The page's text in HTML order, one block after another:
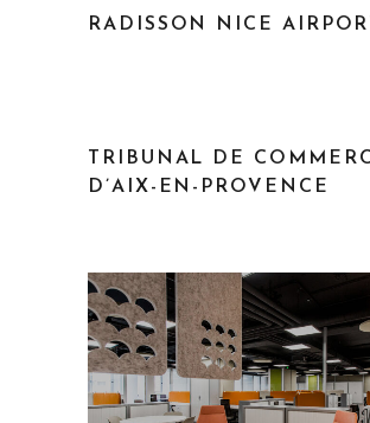
RADISSON NICE
TRIBUNAL DE
D’AIX-EN-PROVENCE